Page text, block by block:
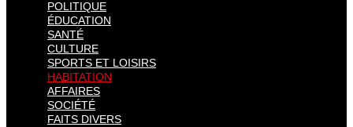
POLITIQUE
ÉDUCATION
SANTÉ
CULTURE
SPORTS ET LOISIRS
HABITATION
AFFAIRES
SOCIÉTÉ
FAITS DIVERS